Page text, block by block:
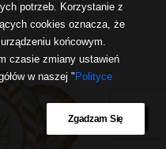
potrzeb. Korzystanie z
cookies oznacza, że
końcowym.
czasie zmiany ustawień
w naszej " Polityce
Zgadzam Się